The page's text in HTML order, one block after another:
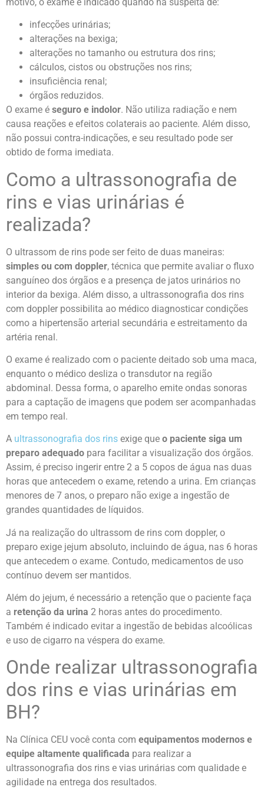
infecções urinárias;
alterações na bexiga;
alterações no tamanho ou estrutura dos rins;
cálculos, cistos ou obstruções nos rins;
insuficiência renal;
órgãos reduzidos.
O exame é seguro e indolor. Não utiliza radiação e nem
causa reações e efeitos colaterais ao paciente. Além disso,
não possui contra-indicações, e seu resultado pode ser
obtido de forma imediata.
Como a ultrassonografia de
rins e vias urinárias é
realizada?
O ultrassom de rins pode ser feito de duas maneiras:
simples ou com doppler, técnica que permite avaliar o fluxo
sanguíneo dos órgãos e a presença de jatos urinários no
interior da bexiga. Além disso, a ultrassonografia dos rins
com doppler possibilita ao médico diagnosticar condições
como a hipertensão arterial secundária e estreitamento da
artéria renal.
O exame é realizado com o paciente deitado sob uma maca,
enquanto o médico desliza o transdutor na região
abdominal. Dessa forma, o aparelho emite ondas sonoras
para a captação de imagens que podem ser acompanhadas
em tempo real.
A ultrassonografia dos rins exige que o paciente siga um
preparo adequado para facilitar a visualização dos órgãos.
Assim, é preciso ingerir entre 2 a 5 copos de água nas duas
horas que antecedem o exame, retendo a urina. Em crianças
menores de 7 anos, o preparo não exige a ingestão de
grandes quantidades de líquidos.
Já na realização do ultrassom de rins com doppler, o
preparo exige jejum absoluto, incluindo de água, nas 6 horas
que antecedem o exame. Contudo, medicamentos de uso
contínuo devem ser mantidos.
Além do jejum, é necessário a retenção que o paciente faça
a retenção da urina 2 horas antes do procedimento.
Também é indicado evitar a ingestão de bebidas alcoólicas
e uso de cigarro na véspera do exame.
Onde realizar ultrassonografia
dos rins e vias urinárias em
BH?
Na Clínica CEU você conta com equipamentos modernos e
equipe altamente qualificada para realizar a
ultrassonografia dos rins e vias urinárias com qualidade e
agilidade na entrega dos resultados.